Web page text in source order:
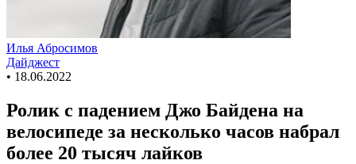
Илья Абросимов
Дайджест
• 18.06.2022
Ролик с падением Джо Байдена на
велосипеде за несколько часов набрал
более 20 тысяч лайков